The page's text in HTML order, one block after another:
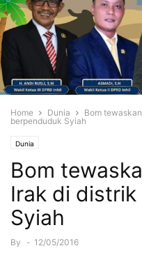
Home Dunia
Bom
berpenduduk Syiah
Dunia
Bom
Irak di
Syiah
By - 12/05/2016